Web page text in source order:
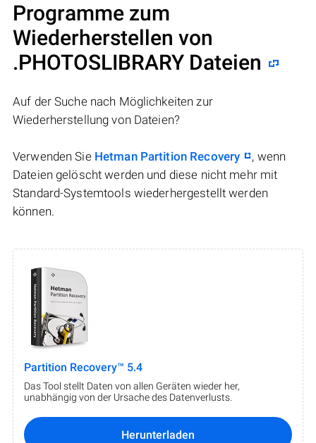
Programme zum
Wiederherstellen von
.PHOTOSLIBRARY Dateien
Auf der Suche nach Möglichkeiten zur
Wiederherstellung von Dateien?
Verwenden Sie Hetman Partition Recovery
, wenn
Dateien gelöscht werden und diese nicht mehr mit
Standard-Systemtools wiederhergestellt werden
können.
Partition Recovery™ 5.4
Das Tool stellt Daten von allen Geräten wieder her,
unabhängig von der Ursache des Datenverlusts.
Herunterladen